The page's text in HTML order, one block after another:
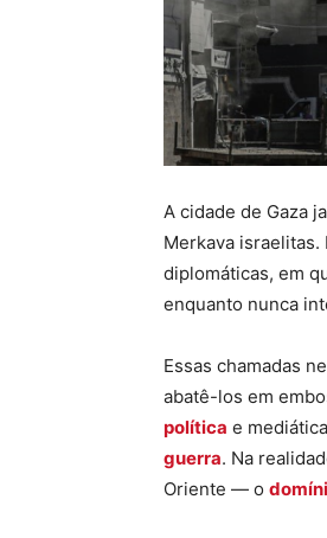
A cidade de Gaza
Merkava
diplomáticas, em
enquanto nunca
Essas chamadas
abatê-los em
política e
guerra. Na
Oriente — o